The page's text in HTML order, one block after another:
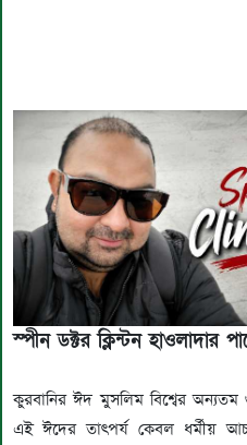
স্পীন ডক্টর ক্লিন্টন হাওলাদার
‎কুরবানির ঈদ মুসলিম বিশ্বের অন্যতম
এই ঈদের তাৎপর্য কেবল ধর্মীয়